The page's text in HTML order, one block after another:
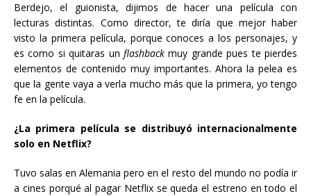
Berdejo, el guionista, dijimos de hacer una película con
lecturas distintas. Como director, te diría que mejor haber
visto la primera película, porque conoces a los personajes, y
es como si quitaras un flashback muy grande pues te pierdes
elementos de contenido muy importantes. Ahora la pelea es
que la gente vaya a verla mucho más que la primera, yo tengo
fe en la película.
¿La primera película se distribuyó internacionalmente
solo en Netflix?
Tuvo salas en Alemania pero en el resto del mundo no podía ir
a cines porqué al pagar Netflix se queda el estreno en todo el